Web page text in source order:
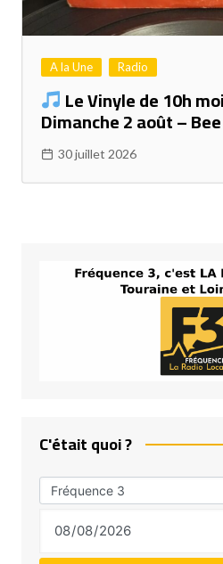
A la Une Radio
Le Vinyle de 10h
Dimanche 2 août –
30 juillet 2026
C'était quoi ?